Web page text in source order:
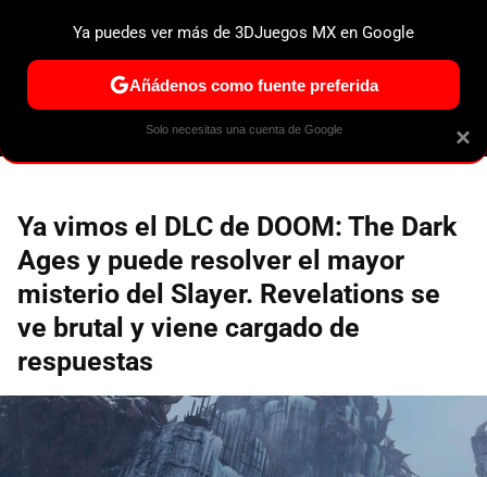
ESPECIALES PS5 NINTENDO SWITCH 2 XBOX
Ya vimos el DLC de DOOM: The Dark
Ages y puede resolver el mayor
misterio del Slayer. Revelations se
ve brutal y viene cargado de
respuestas
×
Ya puedes ver más de 3DJuegos MX en Google
Añádenos como fuente preferida
Solo necesitas una cuenta de Google